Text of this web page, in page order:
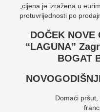
„cijena je izražena u
protuvrijednosti po
DOČEK NOVE
“LAGUNA”
BOGAT
Domaći pršut,